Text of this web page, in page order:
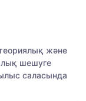
және
шешуге
саласында